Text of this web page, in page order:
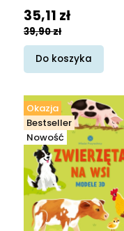
Cena promocyjna
35,11 zł
39,90 zł
Do koszyka
Okazja
Bestseller
Nowość